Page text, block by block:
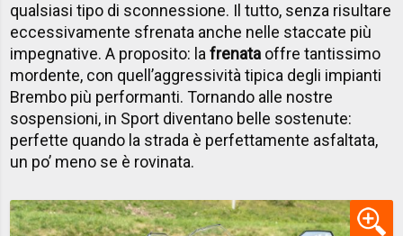
qualsiasi tipo di sconnessione. Il tutto, senza risultare
eccessivamente sfrenata anche nelle staccate più
impegnative. A proposito: lafrenata offre tantissimo
mordente, con quell’aggressività tipica degli impianti
Brembo più performanti. Tornando alle nostre
sospensioni, in Sport diventano belle sostenute:
perfette quando la strada è perfettamente asfaltata,
un po’ meno se è rovinata.